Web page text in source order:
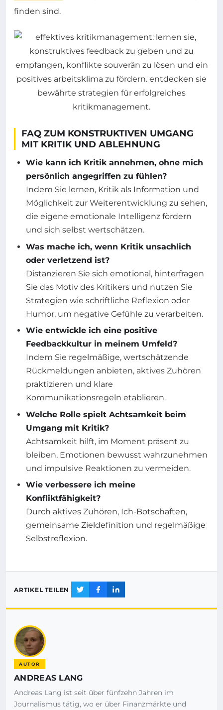
finden sind.
FAQ ZUM KONSTRUKTIVEN UMGANG
MIT KRITIK UND ABLEHNUNG
Wie kann ich Kritik annehmen, ohne mich
persönlich angegriffen zu fühlen?
Indem Sie lernen, Kritik als Information und
Möglichkeit zur Weiterentwicklung zu sehen,
die eigene emotionale Intelligenz fördern
und sich selbst wertschätzen.
Was mache ich, wenn Kritik unsachlich
oder verletzend ist?
Distanzieren Sie sich emotional, hinterfragen
Sie das Motiv des Kritikers und nutzen Sie
Strategien wie schriftliche Reflexion oder
Humor, um negative Gefühle zu verarbeiten.
Wie entwickle ich eine positive
Feedbackkultur in meinem Umfeld?
Indem Sie regelmäßige, wertschätzende
Rückmeldungen anbieten, aktives Zuhören
praktizieren und klare
Kommunikationsregeln etablieren.
Welche Rolle spielt Achtsamkeit beim
Umgang mit Kritik?
Achtsamkeit hilft, im Moment präsent zu
bleiben, Emotionen bewusst wahrzunehmen
und impulsive Reaktionen zu vermeiden.
Wie verbessere ich meine
Konfliktfähigkeit?
Durch aktives Zuhören, Ich-Botschaften,
gemeinsame Zieldefinition und regelmäßige
Selbstreflexion.
ARTIKEL TEILEN
AUTOR
ANDREAS LANG
Andreas Lang ist seit über fünfzehn Jahren im
Journalismus tätig, wo er über Finanzmärkte und